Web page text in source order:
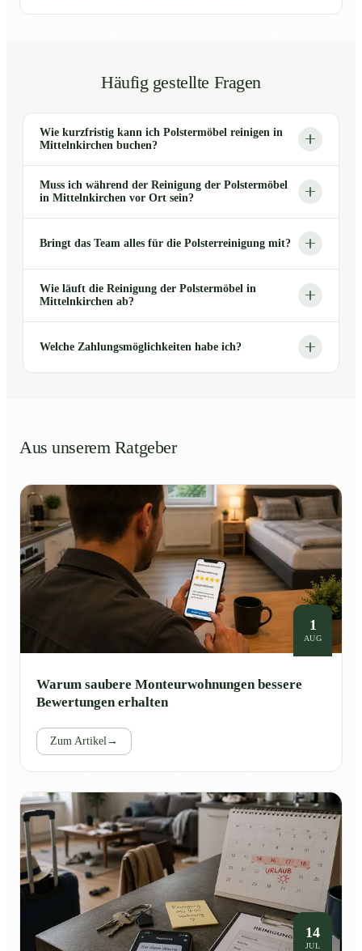
Häufig gestellte Fragen
Wie kurzfristig kann ich Polstermöbel reinigen in
Mittelnkirchen buchen?
Muss ich während der Reinigung der Polstermöbel
in Mittelnkirchen vor Ort sein?
Bringt das Team alles für die Polsterreinigung mit?
Wie läuft die Reinigung der Polstermöbel in
Mittelnkirchen ab?
Welche Zahlungsmöglichkeiten habe ich?
Aus unserem Ratgeber
1
AUG
Warum saubere Monteurwohnungen bessere
Bewertungen erhalten
Zum Artikel →
14
JUL